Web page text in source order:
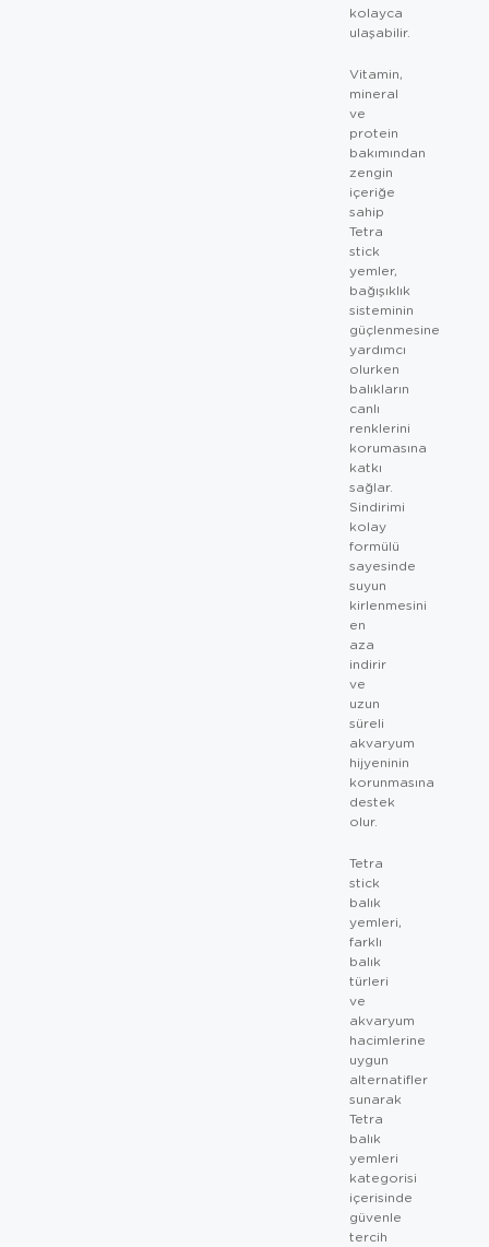
kolayca
ulaşabilir.
Vitamin,
mineral
ve
protein
bakımından
zengin
içeriğe
sahip
Tetra
stick
yemler,
bağışıklık
sisteminin
güçlenmesine
yardımcı
olurken
balıkların
canlı
renklerini
korumasına
katkı
sağlar.
Sindirimi
kolay
formülü
sayesinde
suyun
kirlenmesini
en
aza
indirir
ve
uzun
süreli
akvaryum
hijyeninin
korunmasına
destek
olur.
Tetra
stick
balık
yemleri,
farklı
balık
türleri
ve
akvaryum
hacimlerine
uygun
alternatifler
sunarak
Tetra
balık
yemleri
kategorisi
içerisinde
güvenle
tercih